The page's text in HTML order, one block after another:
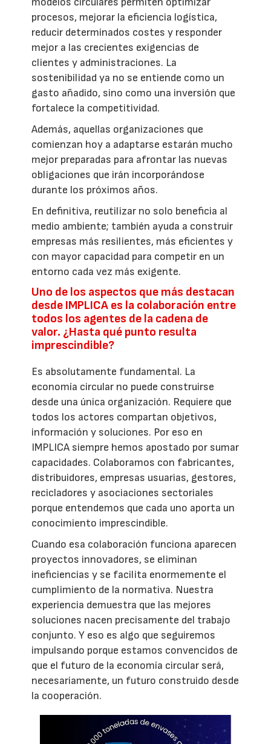
procesos, mejorar la eficiencia logística,
reducir determinados costes y responder
mejor a las crecientes exigencias de
clientes y administraciones. La
sostenibilidad ya no se entiende como un
gasto añadido, sino como una inversión que
fortalece la competitividad.
Además, aquellas organizaciones que
comienzan hoy a adaptarse estarán mucho
mejor preparadas para afrontar las nuevas
obligaciones que irán incorporándose
durante los próximos años.
En definitiva, reutilizar no solo beneficia al
medio ambiente; también ayuda a construir
empresas más resilientes, más eficientes y
con mayor capacidad para competir en un
entorno cada vez más exigente.
Uno de los aspectos que más destacan
desde IMPLICA es la colaboración entre
todos los agentes de la cadena de
valor. ¿Hasta qué punto resulta
imprescindible?
Es absolutamente fundamental. La
economía circular no puede construirse
desde una única organización. Requiere que
todos los actores compartan objetivos,
información y soluciones. Por eso en
IMPLICA siempre hemos apostado por sumar
capacidades. Colaboramos con fabricantes,
distribuidores, empresas usuarias, gestores,
recicladores y asociaciones sectoriales
porque entendemos que cada uno aporta un
conocimiento imprescindible.
Cuando esa colaboración funciona aparecen
proyectos innovadores, se eliminan
ineficiencias y se facilita enormemente el
cumplimiento de la normativa. Nuestra
experiencia demuestra que las mejores
soluciones nacen precisamente del trabajo
conjunto. Y eso es algo que seguiremos
impulsando porque estamos convencidos de
que el futuro de la economía circular será,
necesariamente, un futuro construido desde
la cooperación.